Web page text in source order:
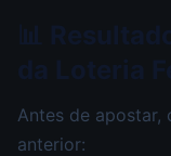
Antes de
anterior: